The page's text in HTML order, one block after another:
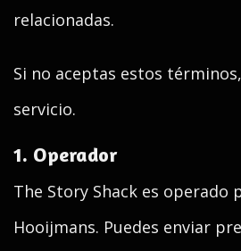
relacionadas.
Si no aceptas estos
servicio.
1. Operador
The Story Shack es operado
Hooijmans. Puedes enviar